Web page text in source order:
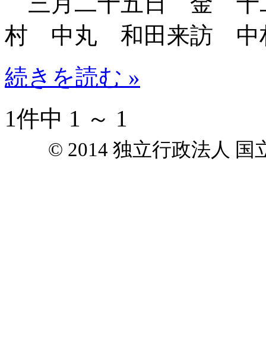
村 中丸 和田来訪 中
続きを読む »
1件中 1 ～ 1
© 2014 独立行政法人 国